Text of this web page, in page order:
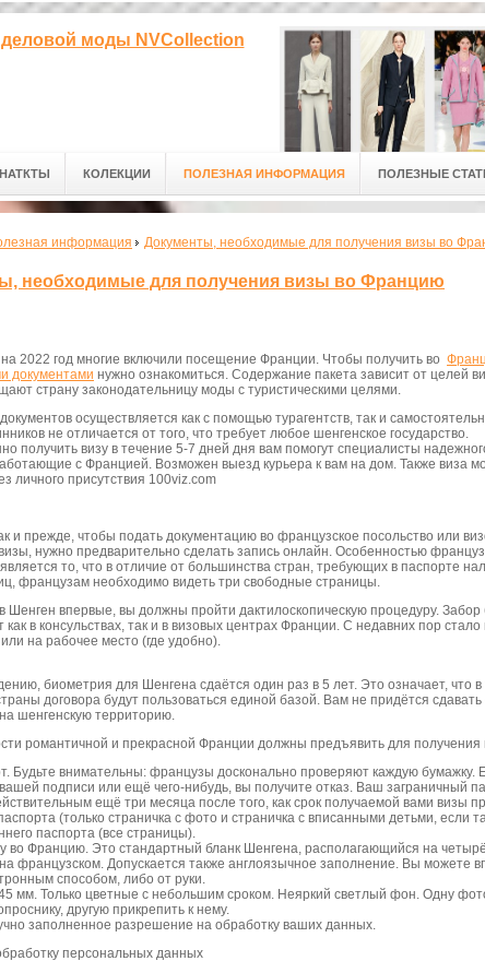
моды NVCollection
КОЛЕКЦИИ ПОЛЕЗНАЯ ИНФОРМАЦИЯ ПОЛЕЗНЫЕ
информация Документы, необходимые для получения визы во
необходимые для получения визы во Францию
2022 год многие включили посещение Франции. Чтобы получить во
документами нужно ознакомиться. Содержание пакета зависит от целей
страну законодательницу моды с туристическими целями.
осуществляется как с помощью турагентств, так и
не отличается от того, что требует любое шенгенское государство.
получить визу в течение 5-7 дней дня вам помогут специалисты
с Францией. Возможен выезд курьера к вам на дом. Также виза
личного присутствия 100viz.com
и прежде, чтобы подать документацию во французское посольство или
нужно предварительно сделать запись онлайн. Особенностью
то, что в отличие от большинства стран, требующих в паспорте
французам необходимо видеть три свободные страницы.
Шенген впервые, вы должны пройти дактилоскопическую процедуру.
как в консульствах, так и в визовых центрах Франции. С недавних пор
на рабочее место (где удобно).
биометрия для Шенгена сдаётся один раз в 5 лет. Это означает, что в
договора будут пользоваться единой базой. Вам не придётся сдавать
шенгенскую территорию.
романтичной и прекрасной Франции должны предъявить для
Будьте внимательны: французы досконально проверяют каждую бумажку.
подписи или ещё чего-нибудь, вы получите отказ. Ваш заграничный
ещё три месяца после того, как срок получаемой вами визы
(только страничка с фото и страничка с вписанными детьми, если
паспорта (все страницы).
во Францию. Это стандартный бланк Шенгена, располагающийся на
французском. Допускается также англоязычное заполнение. Вы можете
способом, либо от руки.
мм. Только цветные с небольшим сроком. Неяркий светлый фон. Одну
другую прикрепить к нему.
заполненное разрешение на обработку ваших данных.
персональных данных